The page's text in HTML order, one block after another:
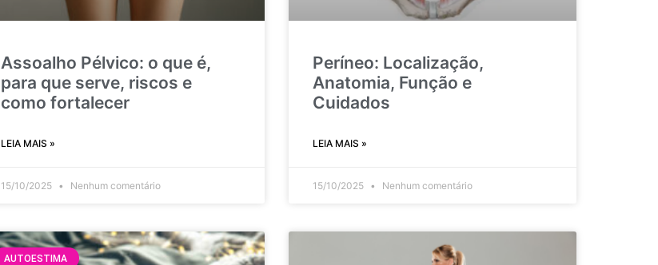
Assoalho Pélvico: o que é,
para que serve, riscos e
como fortalecer
LEIA MAIS »
15/10/2025 Nenhum comentário
Períneo: Localização,
Anatomia, Função e
Cuidados
LEIA MAIS »
15/10/2025 Nenhum comentário
AUTOESTIMA